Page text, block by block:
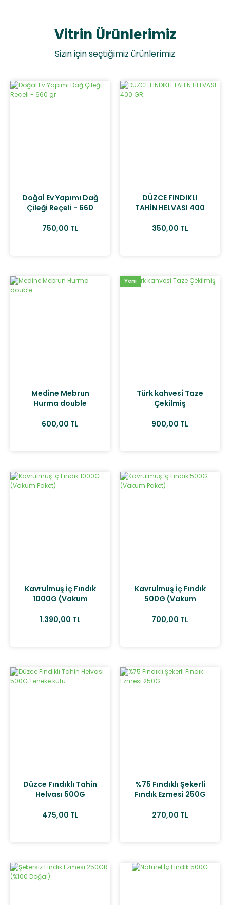
Vitrin Ürünlerimiz
Sizin için seçtiğimiz ürünlerimiz
Doğal Ev Yapımı Dağ
Çileği Reçeli - 660
750,00 TL
DÜZCE FINDIKLI
TAHİN HELVASI 400
350,00 TL
Medine Mebrun
Hurma double
600,00 TL
Yeni
Türk kahvesi Taze
Çekilmiş
900,00 TL
Kavrulmuş İç Fındık
1000G (Vakum
1.390,00 TL
Kavrulmuş İç Fındık
500G (Vakum
700,00 TL
Düzce Fındıklı Tahin
Helvası 500G
475,00 TL
%75 Fındıklı Şekerli
Fındık Ezmesi 250G
270,00 TL